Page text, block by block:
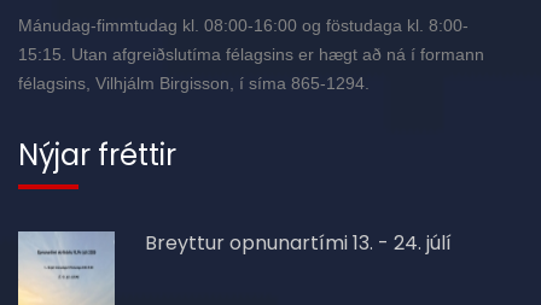
Mánudag-fimmtudag kl. 08:00-16:00 og föstudaga kl. 8:00-
15:15. Utan afgreiðslutíma félagsins er hægt að ná í formann
félagsins, Vilhjálm Birgisson, í síma 865-1294.
Nýjar fréttir
Breyttur opnunartími 13. - 24. júlí